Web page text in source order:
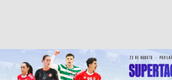
Resultados Andebol
Federação de Andebol de Portugal